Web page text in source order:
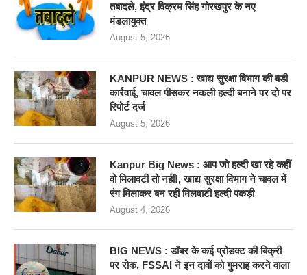
तबादले, इंद्र विक्रम सिंह गोरखपुर के नए
मंडलायुक्त
August 5, 2026
KANPUR NEWS : खाद्य सुरक्षा विभाग की बडी
कार्रवाई, चावल पीसकर नकली हल्दी बनाने पर दो पर
रिपोर्ट दर्ज
August 5, 2026
Kanpur Big News : आप जो हल्दी खा रहे कहीं
वो मिलावटी तो नहीं!, खाद्य सुरक्षा विभाग ने चावल में
रंग मिलाकर बन रही मिलवाटी हल्दी पकड़ी
August 4, 2026
BIG NEWS : डॉबर के कई प्रोडक्ट की बिक्री
पर रोक, FSSAI ने इन दावों को गुमराह करने वाला